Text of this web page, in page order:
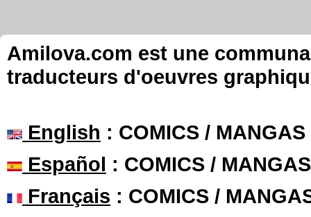
Amilova.com est une
traducteurs d'oeuvres
English : COMICS /
Español : COMICS /
Français : COMICS /